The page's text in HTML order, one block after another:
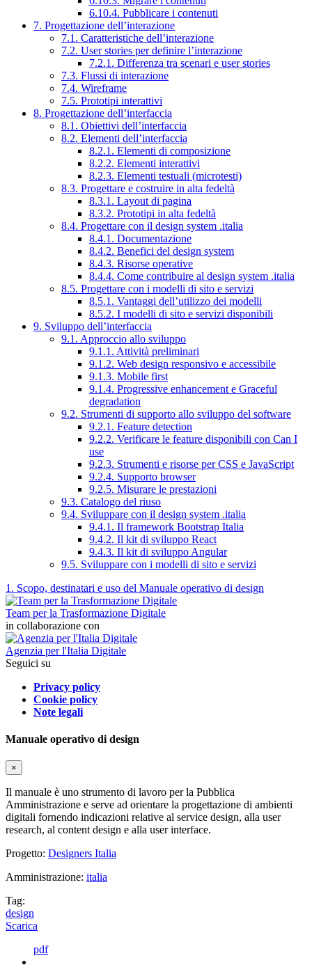
6.10.4. Pubblicare i contenuti
7. Progettazione dell’interazione
7.1. Caratteristiche dell’interazione
7.2. User stories per definire l’interazione
7.2.1. Differenza tra scenari e user stories
7.3. Flussi di interazione
7.4. Wireframe
7.5. Prototipi interattivi
8. Progettazione dell’interfaccia
8.1. Obiettivi dell’interfaccia
8.2. Elementi dell’interfaccia
8.2.1. Elementi di composizione
8.2.2. Elementi interattivi
8.2.3. Elementi testuali (microtesti)
8.3. Progettare e costruire in alta fedeltà
8.3.1. Layout di pagina
8.3.2. Prototipi in alta fedeltà
8.4. Progettare con il design system .italia
8.4.1. Documentazione
8.4.2. Benefici del design system
8.4.3. Risorse operative
8.4.4. Come contribuire al design system .italia
8.5. Progettare con i modelli di sito e servizi
8.5.1. Vantaggi dell’utilizzo dei modelli
8.5.2. I modelli di sito e servizi disponibili
9. Sviluppo dell’interfaccia
9.1. Approccio allo sviluppo
9.1.1. Attività preliminari
9.1.2. Web design responsivo e accessibile
9.1.3. Mobile first
9.1.4. Progressive enhancement e Graceful
degradation
9.2. Strumenti di supporto allo sviluppo del software
9.2.1. Feature detection
9.2.2. Verificare le feature disponibili con Can I
use
9.2.3. Strumenti e risorse per CSS e JavaScript
9.2.4. Supporto browser
9.2.5. Misurare le prestazioni
9.3. Catalogo del riuso
9.4. Sviluppare con il design system .italia
9.4.1. Il framework Bootstrap Italia
9.4.2. Il kit di sviluppo React
9.4.3. Il kit di sviluppo Angular
9.5. Sviluppare con i modelli di sito e servizi
1. Scopo, destinatari e uso del Manuale operativo di design
Team per la Trasformazione Digitale
in collaborazione con
Agenzia per l'Italia Digitale
Seguici su
Privacy policy
Cookie policy
Note legali
Manuale operativo di design
×
Il manuale è uno strumento di lavoro per la Pubblica
Amministrazione e serve ad orientare la progettazione di ambienti
digitali fornendo indicazioni relative al service design, alla user
research, al content design e alla user interface.
Progetto: Designers Italia
Amministrazione: italia
Tag:
design
Scarica
pdf